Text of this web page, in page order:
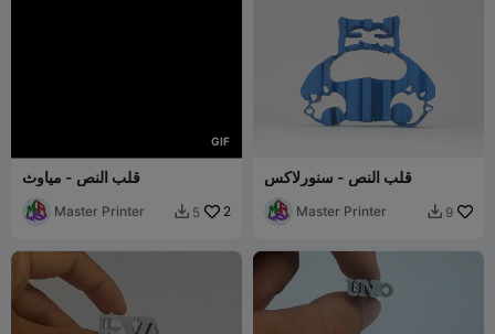
GIF
قلب النص - مياوث
Master Printer  5 2
قلب النص - سنورلاكس
Master Printer  9